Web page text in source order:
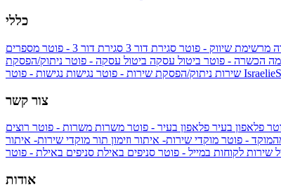
כללי
מרשימת שיווק - פוטר סגירת דור 3 סגירת דור 3 - פוטר
מספרים
הכשרה - פוטר ביטול עסקה ביטול עסקה - פוטר ניתוק/הפסקת
שירות ניתוק/הפסקת שירות - פוטר נגישות
צור קשר
פלאפון בעיר פלאפון בעיר - פוטר משרות משרות - פוטר רוצים
- פוטר מוקדי שירות- איתור וזימון תור מוקדי שירות- איתור
שירות לקוחות במייל - פוטר סניפים באילת סניפים באילת - פוטר
אודות